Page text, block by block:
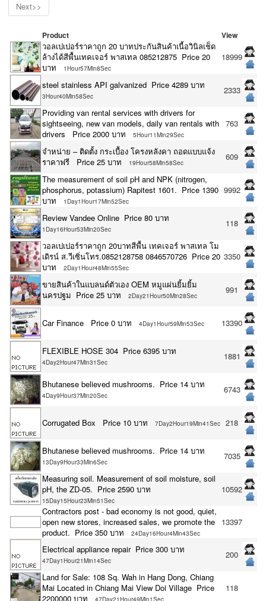
Next>>
Product View
วอลเปเปอร์ราคาถูก 20 บาทประกันสินค้าเนื้อวินิลเช็ด
ล้างได้สีพื้นเทคเจอร์ พาสเทล 085212875 Price 20
บาท
1Hour57Min8Sec
18999
steel stainless API galvanized Price 4289 บาท
3Hour40Min58Sec
2333
Providing van rental services with drivers for
sightseeing, new van models, daily van rentals with
drivers Price 2000 บาท
5Hour11Min29Sec
763
จำหน่าย – ติดตั้ง กระเบื้อง โครงหลังคา ถอดแบบแจ้ง
ราคาฟรี Price 25 บาท
19Hour58Min58Sec
609
The measurement of soil pH and NPK (nitrogen,
phosphorus, potassium) Rapitest 1601. Price 1390
บาท
1Day1Hour17Min52Sec
9992
Review Vandee Online Price 80 บาท
1Day16Hour53Min20Sec
118
วอลเปเปอร์ราคาถูก 20บาทสีพื้น เทคเจอร์ พาสเทล โม
เดิรน์ ส.วีเซิ่นโทร.0852128758 0846570726 Price 20
บาท
2Day1Hour48Min55Sec
3350
ขายสินค้าในแบลนด์ตัวเอง OEM หมูแผ่นยิ้มยิ้ม
นครปฐม Price 25 บาท
2Day21Hour50Min28Sec
991
Car Finance Price 0 บาท 4Day1Hour59Min53Sec 13390
FLEXIBLE HOSE 304 Price 6395 บาท
4Day2Hour47Min31Sec
1881
Bhutanese believed mushrooms. Price 14 บาท
4Day9Hour37Min20Sec
6743
Corrugated Box Price 10 บาท 7Day2Hour19Min41Sec 218
Bhutanese believed mushrooms. Price 14 บาท
13Day9Hour33Min6Sec
7035
Measuring soil. Measurement of soil moisture, soil
pH, the ZD-05. Price 2590 บาท
15Day15Hour23Min51Sec
10592
Contractors post - bad economy is not good, quiet,
open new stores, increased sales, we promote the
product. Price 350 บาท
24Day16Hour4Min43Sec
13397
Electrical appliance repair Price 300 บาท
47Day1Hour21Min14Sec
200
Land for Sale: 108 Sq. Wah in Hang Dong, Chiang
Mai Located in Chiang Mai View Doi Village Price
2200000 บาท
47Day21Hour49Min1Sec
118